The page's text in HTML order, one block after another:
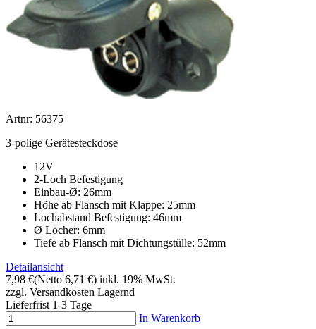
Artnr: 56375
3-polige Gerätesteckdose
12V
2-Loch Befestigung
Einbau-Ø: 26mm
Höhe ab Flansch mit Klappe: 25mm
Lochabstand Befestigung: 46mm
Ø Löcher: 6mm
Tiefe ab Flansch mit Dichtungstülle: 52mm
Detailansicht
7,98 €(Netto 6,71 €) inkl. 19% MwSt.
zzgl. Versandkosten Lagernd
Lieferfrist 1-3 Tage
In Warenkorb